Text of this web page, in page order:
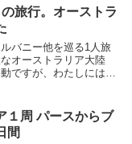
のは何故か、探りま
旅行。オーストラ
バニー他を巡る1人旅
オーストラリア大陸
ですが、わたしには初
オーストラリアの色彩
１周 パースからブ
間